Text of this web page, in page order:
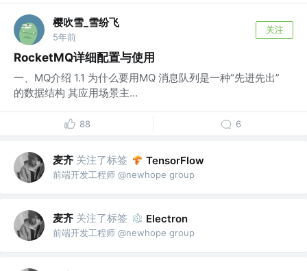
樱吹雪_雪纷飞
5年前
关注
RocketMQ详细配置与使用
一、MQ介绍 1.1 为什么要用MQ 消息队列是一种“先进先出”
的数据结构 其应用场景主...
88 6
麦齐 关注了标签 TensorFlow
前端开发工程师 @newhope group
麦齐 关注了标签 Electron
前端开发工程师 @newhope group